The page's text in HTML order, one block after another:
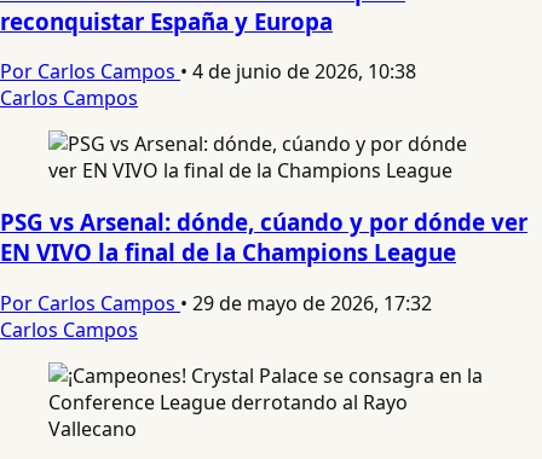
reconquistar España y Europa
Por Carlos Campos • 4 de junio de 2026, 10:38
Carlos Campos
PSG vs Arsenal: dónde, cúando y por dónde ver
EN VIVO la final de la Champions League
Por Carlos Campos • 29 de mayo de 2026, 17:32
Carlos Campos